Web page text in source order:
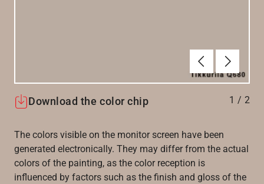
Föregående
Nästa
Download the color chip 1 / 2
The colors visible on the monitor screen have been
generated electronically. They may differ from the actual
colors of the painting, as the color reception is
influenced by factors such as the finish and gloss of the